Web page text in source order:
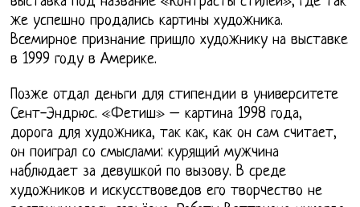
же успешно продались картины художника.
Всемирное признание пришло художнику на выставке
в 1999 году в Америке.
Позже отдал деньги для стипендии в университете
Сент-Эндрюс. «Фетиш» – картина 1998 года,
дорога для художника, так как, как он сам считает,
он поиграл со смыслами: курящий мужчина
наблюдает за девушкой по вызову. В среде
художников и искусствоведов его творчество не